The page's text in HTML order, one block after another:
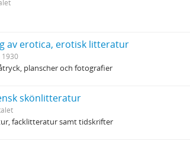
av erotica, erotisk litteratur
1930
planscher och fotografier
skönlitteratur
facklitteratur samt tidskrifter